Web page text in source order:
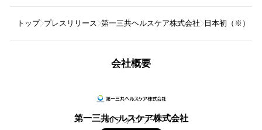
トップ プレスリリース 第一三共ヘルスケア株式会社 日本初（※）の
会社概要
第一三共ヘルスケア株式会社
60フォロワー